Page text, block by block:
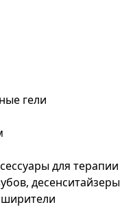
гели
для терапии
десенситайзеры